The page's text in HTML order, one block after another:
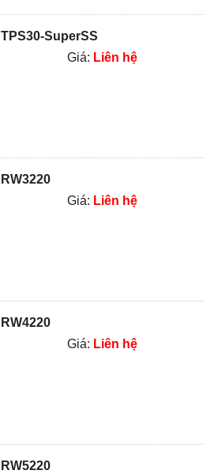
TPS30-SuperSS
Giá: Liên hệ
RW3220
Giá: Liên hệ
RW4220
Giá: Liên hệ
RW5220